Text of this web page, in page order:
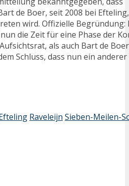
de Boer, seit 2008 bei
wird. Offizielle Begründung:
die Zeit für eine Phase der
als auch Bart de
Schluss, dass nun ein
Raveleijn Sieben-Meilen-